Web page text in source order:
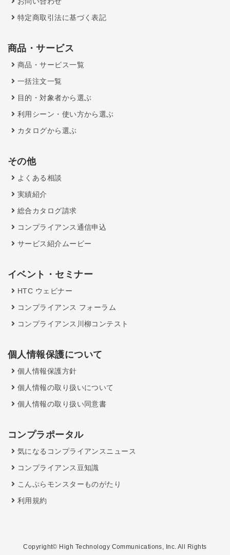
特定商取引法に基づく表記
商品・サービス
商品・サービス一覧
一括注文一覧
目的・対象者から選ぶ
利用シーン・使い方から選ぶ
カタログから選ぶ
その他
よくある相談
実績紹介
総合カタログ請求
コンプライアンス通信申込
サービス紹介ムービー
イベント・セミナー
HTC ウェビナー
コンプライアンス フォーラム
コンプライアンス川柳コンテスト
個人情報保護について
個人情報保護方針
個人情報の取り扱いについて
個人情報の取り扱い同意書
コンプラポータル
気になるコンプライアンスニュース
コンプライアンス豆知識
こんぷらモンスターものがたり
利用規約
Copyright© High Technology Communications, Inc. All Rights